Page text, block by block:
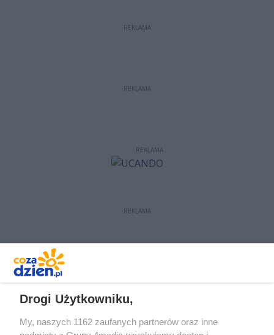
REKLAMA
REKLAMA
REKLAMA
REKLAMA
Drogi Użytkowniku,
My, naszych 1162 zaufanych partnerów oraz inne